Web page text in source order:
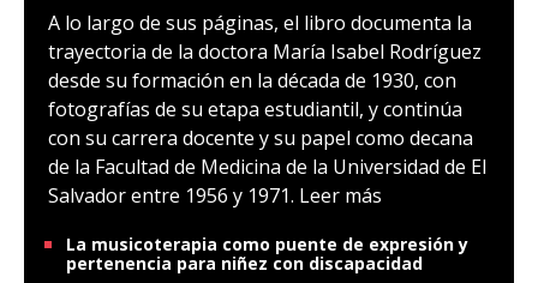
A lo largo de sus páginas, el libro documenta la
trayectoria de la doctora María Isabel Rodríguez
desde su formación en la década de 1930, con
fotografías de su etapa estudiantil, y continúa
con su carrera docente y su papel como decana
de la Facultad de Medicina de la Universidad de El
Salvador entre 1956 y 1971. Leer más
La musicoterapia como puente de expresión y
pertenencia para niñez con discapacidad